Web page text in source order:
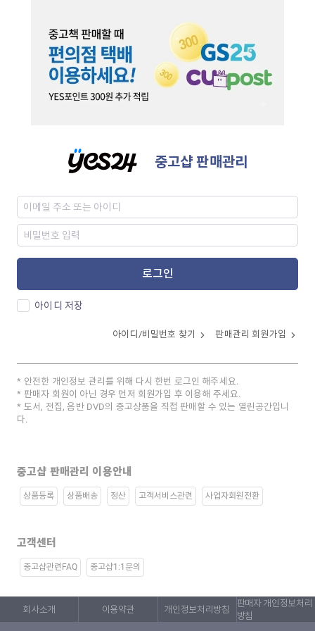
중고샵 판매관리
로그인
아이디 저장
아이디/비밀번호 찾기 판매관리 회원가입
안전한 개인정보 관리를 위해 다시 한번 로그인 해주세요.
판매자 회원이 아닌 경우 먼저 회원가입 후 이용해 주세요.
도서, 전집, 음반 DVD의 중고상품을 직접 판매할 수 있는 열린공간입니
다.
중고샵 판매관리 이용안내
상품등록 상품배송 정산 고객서비스관련 사업자회원전환
고객센터
중고샵관련FAQ 중고샵1:1문의
회사소개 이용약관 개인정보처리방침
판매자 개인정보처리
방침